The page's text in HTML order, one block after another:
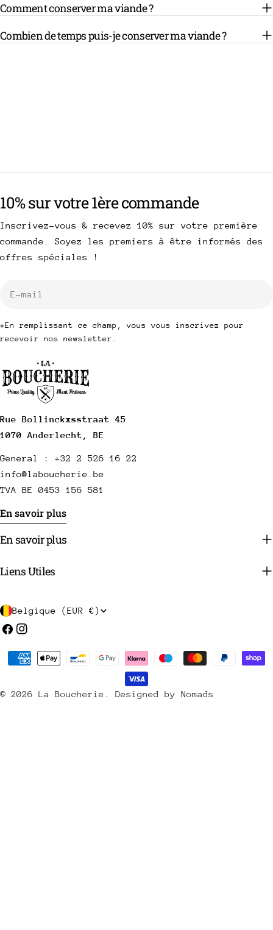
Comment conserver ma viande ?
Combien de temps puis-je conserver ma viande ?
Rue Bollinckxsstraat 45
1070 Anderlecht, BE
General : +32 2 526 16 22
info@laboucherie.be
TVA BE 0453 156 581
En savoir plus
En savoir plus
Liens Utiles
10% sur votre 1ère commande
Inscrivez-vous & recevez 10% sur votre première
commande. Soyez les premiers à être informés des
offres spéciales !
*En remplissant ce champ, vous vous inscrivez pour
recevoir nos newsletter.
P
a
/
Belgique (EUR €)
Facebook
Instagram
© 2026 La Boucherie Designed by Nomads
Méthodes
payement